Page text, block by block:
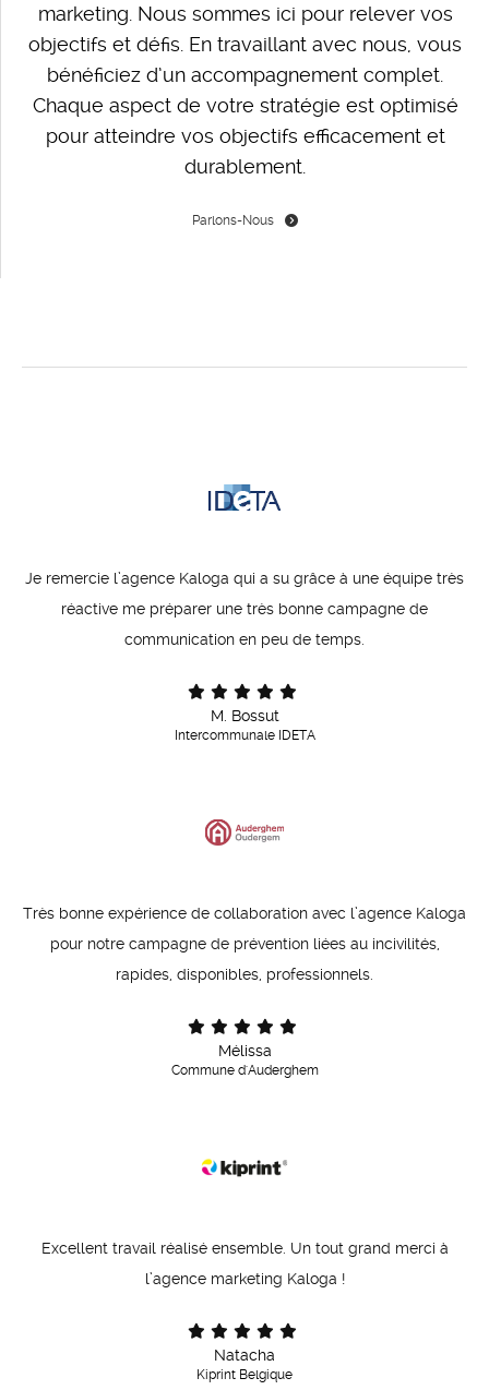
marketing. Nous sommes ici pour relever vos
objectifs et défis. En travaillant avec nous, vous
bénéficiez d’un accompagnement complet.
Chaque aspect de votre stratégie est optimisé
pour atteindre vos objectifs efficacement et
durablement.
Parlons-Nous
Je remercie l’agence Kaloga qui a su grâce à une équipe très
réactive me préparer une très bonne campagne de
communication en peu de temps.
M. Bossut
Intercommunale IDETA
Très bonne expérience de collaboration avec l’agence Kaloga
pour notre campagne de prévention liées au incivilités,
rapides, disponibles, professionnels.
Mélissa
Commune d'Auderghem
Excellent travail réalisé ensemble. Un tout grand merci à
l’agence marketing Kaloga !
Natacha
Kiprint Belgique